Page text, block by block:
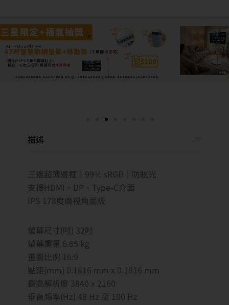
描述
三邊超薄邊框│99% sRGB│防眩光
支援HDMI、DP、Type-C介面
IPS 178度廣視角面板
螢幕尺寸(吋) 32吋
螢幕重量 6.65 kg
畫面比例 16:9
點距(mm) 0.1816 mm x 0.1816 mm
最高解析度 3840 x 2160
垂直頻率(Hz) 48 Hz 至 100 Hz